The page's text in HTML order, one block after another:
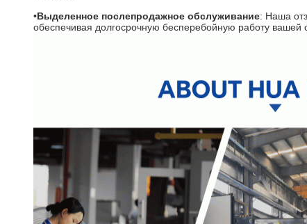
•Выделенное послепродажное обслуживание: Наша
обеспечивая долгосрочную бесперебойную работу вашей